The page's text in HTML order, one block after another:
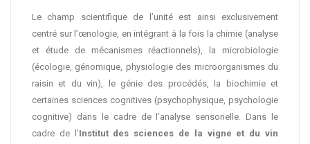
Le champ scientifique de l’unité est ainsi exclusivement
centré sur l’œnologie, en intégrant à la fois la chimie (analyse
et étude de mécanismes réactionnels), la microbiologie
(écologie, génomique, physiologie des microorganismes du
raisin et du vin), le génie des procédés, la biochimie et
certaines sciences cognitives (psychophysique, psychologie
cognitive) dans le cadre de l’analyse sensorielle. Dans le
cadre de l’Institut des sciences de la vigne et du vin